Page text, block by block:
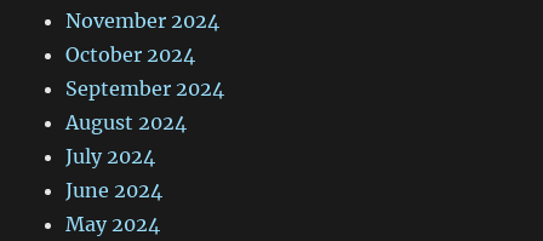
November 2024
October 2024
September 2024
August 2024
July 2024
June 2024
May 2024